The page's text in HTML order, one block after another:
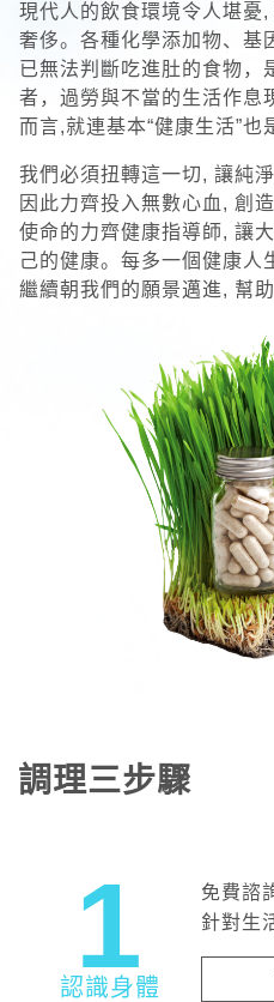
現代人的飲食環境令人堪憂
奢侈。各種化學添加物、基
已無法判斷吃進肚的食物，
者，過勞與不當的生活作息
而言,就連基本“健康生活”也
我們必須扭轉這一切, 讓純
因此力齊投入無數心血, 創
使命的力齊健康指導師, 讓
己的健康。每多一個健康人
繼續朝我們的願景邁進, 幫
調理三步驟
1
認識身體
免費諮
針對生